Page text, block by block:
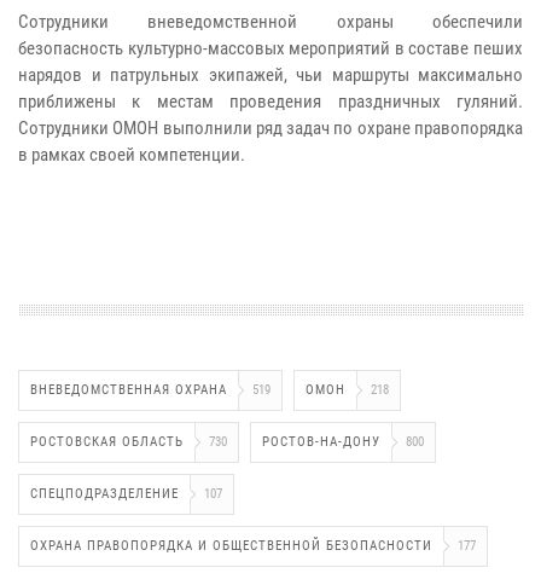
Сотрудники вневедомственной охраны обеспечили
безопасность культурно-массовых мероприятий в составе пеших
нарядов и патрульных экипажей, чьи маршруты максимально
приближены к местам проведения праздничных гуляний.
Сотрудники ОМОН выполнили ряд задач по охране правопорядка
в рамках своей компетенции.
ВНЕВЕДОМСТВЕННАЯ ОХРАНА 519 ОМОН 218
РОСТОВСКАЯ ОБЛАСТЬ 730 РОСТОВ-НА-ДОНУ 800
СПЕЦПОДРАЗДЕЛЕНИЕ 107
ОХРАНА ПРАВОПОРЯДКА И ОБЩЕСТВЕННОЙ БЕЗОПАСНОСТИ 177